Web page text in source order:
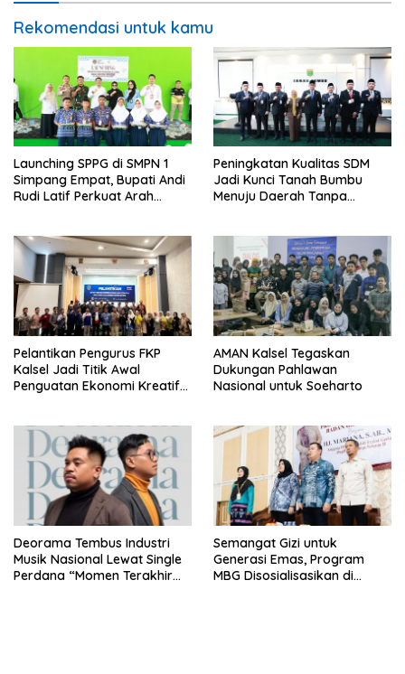
Rekomendasi untuk kamu
Launching SPPG di SMPN 1
Simpang Empat, Bupati Andi
Rudi Latif Perkuat Arah
Peningkatan Kualitas SDM
Jadi Kunci Tanah Bumbu
Menuju Daerah Tanpa
Pelantikan Pengurus FKP
Kalsel Jadi Titik Awal
Penguatan Ekonomi Kreatif
AMAN Kalsel Tegaskan
Dukungan Pahlawan
Nasional untuk Soeharto
Deorama Tembus Industri
Musik Nasional Lewat Single
Perdana “Momen Terakhir
Semangat Gizi untuk
Generasi Emas, Program
MBG Disosialisasikan di